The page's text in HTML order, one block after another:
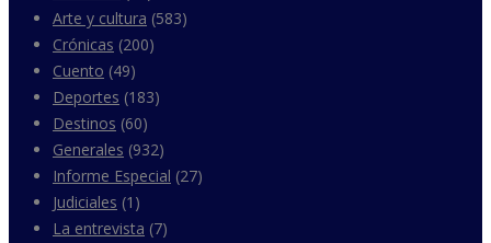
Arte y cultura (583)
Crónicas (200)
Cuento (49)
Deportes (183)
Destinos (60)
Generales (932)
Informe Especial (27)
Judiciales (1)
La entrevista (7)